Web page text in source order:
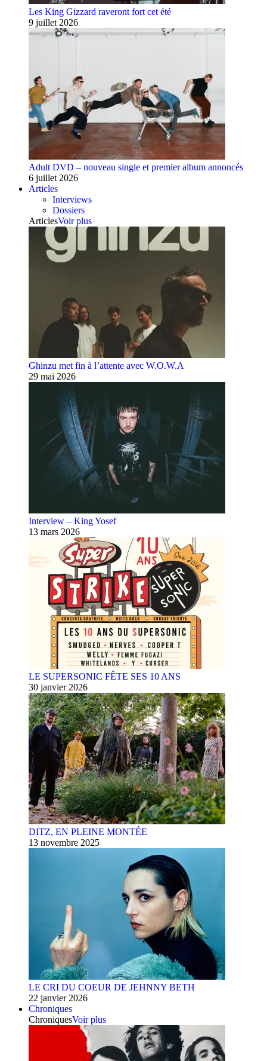
Les King Gizzard raveront fort cet été
9 juillet 2026
Adult DVD – nouveau single et premier album annoncés
6 juillet 2026
Articles
Interviews
Dossiers
ArticlesVoir plus
Ghinzu met fin à l’attente avec W.O.W.A
29 mai 2026
Interview – King Yosef
13 mars 2026
LE SUPERSONIC FÊTE SES 10 ANS
30 janvier 2026
DITZ, EN PLEINE MONTÉE
13 novembre 2025
LE CRI DU COEUR DE JEHNNY BETH
22 janvier 2026
Chroniques
ChroniquesVoir plus